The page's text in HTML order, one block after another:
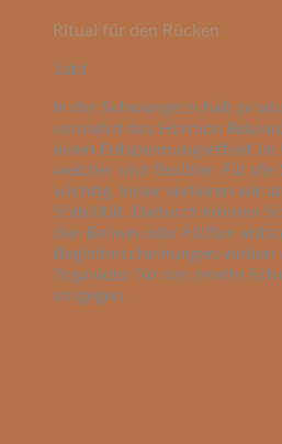
Ritual für den Rücken
1std
In der Schwangerschaft
vermehrt das Hormon
einen Entspannungseffekt
weicher und flexibler. Für die
wichtig, leider verlieren wir
Stabilität. Dadurch können
den Beinen oder Hüften
Begleiterscheinungen
Yogavideo für das zweite
entgegen.